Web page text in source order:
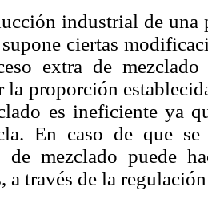
industrial de una
ciertas
extra de
la proporción
es ineficiente ya
En caso de que
de mezclado puede
a través de la